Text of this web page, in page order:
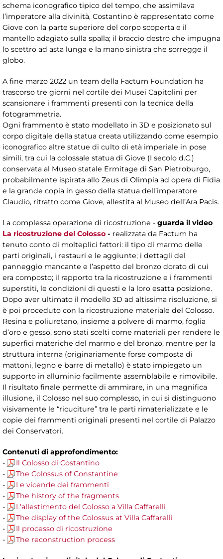
schema iconografico tipico del tempo, che assimilava
l’imperatore alla divinità, Costantino è rappresentato come
Giove con la parte superiore del corpo scoperta e il
mantello adagiato sulla spalla; il braccio destro che impugna
lo scettro ad asta lunga e la mano sinistra che sorregge il
globo.
A fine marzo 2022 un team della Factum Foundation ha
trascorso tre giorni nel cortile dei Musei Capitolini per
scansionare i frammenti presenti con la tecnica della
fotogrammetria.
Ogni frammento è stato modellato in 3D e posizionato sul
corpo digitale della statua creata utilizzando come esempio
iconografico altre statue di culto di età imperiale in pose
simili, tra cui la colossale statua di Giove (I secolo d.C.)
conservata al Museo statale Ermitage di San Pietroburgo,
probabilmente ispirata allo Zeus di Olimpia ad opera di Fidia
e la grande copia in gesso della statua dell’imperatore
Claudio, ritratto come Giove, allestita al Museo dell’Ara Pacis.
La complessa operazione di ricostruzione - guarda il video
La ricostruzione del Colosso - realizzata da Factum ha
tenuto conto di molteplici fattori: il tipo di marmo delle
parti originali, i restauri e le aggiunte; i dettagli del
panneggio mancante e l’aspetto del bronzo dorato di cui
era composto; il rapporto tra la ricostruzione e i frammenti
superstiti, le condizioni di questi e la loro esatta posizione.
Dopo aver ultimato il modello 3D ad altissima risoluzione, si
è poi proceduto con la ricostruzione materiale del Colosso.
Resina e poliuretano, insieme a polvere di marmo, foglia
d’oro e gesso, sono stati scelti come materiali per rendere le
superfici materiche del marmo e del bronzo, mentre per la
struttura interna (originariamente forse composta di
mattoni, legno e barre di metallo) è stato impiegato un
supporto in alluminio facilmente assemblabile e rimovibile.
Il risultato finale permette di ammirare, in una magnifica
illusione, il Colosso nel suo complesso, in cui si distinguono
visivamente le “ricuciture” tra le parti rimaterializzate e le
copie dei frammenti originali presenti nel cortile di Palazzo
dei Conservatori.
Contenuti di approfondimento:
-
Il Colosso di Costantino
-
The Colossus of Constantine
-
Le vicende dei frammenti
-
The history of the fragments
-
L'allestimento del Colosso a Villa Caffarelli
-
The display of the Colossus at Villa Caffarelli
-
Il processo di ricostruzione
-
The reconstruction process